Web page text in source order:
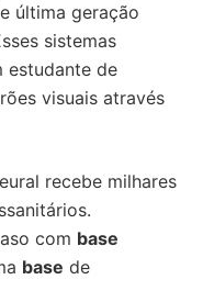
última geração
sistemas
estudante de
visuais através
recebe milhares
com base
base de